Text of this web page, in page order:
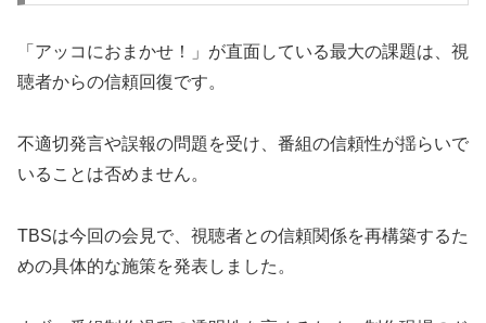
「アッコにおまかせ！」が直面している最大の課題は、視
聴者からの信頼回復です。
不適切発言や誤報の問題を受け、番組の信頼性が揺らいで
いることは否めません。
TBSは今回の会見で、視聴者との信頼関係を再構築するた
めの具体的な施策を発表しました。